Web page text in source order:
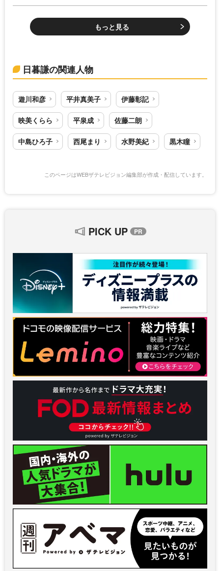
もっと見る
日暮謙の関連人物
遊川和彦 平井真美子 伊藤彰記
映美くらら 平泉成 佐藤二朗
中島ひろ子 西尾まり 水野美紀 黒木瞳
このページはWEBザテレビジョン編集部が作成・配信しています。
PICK UP